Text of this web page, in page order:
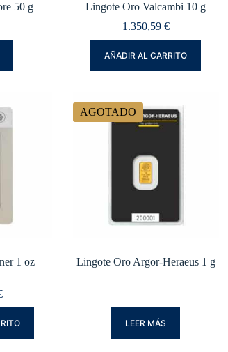
50 g –
Lingote Oro Valcambi 10 g
1.350,59 €
AÑADIR AL CARRITO
1 oz –
AGOTADO
Lingote Oro Argor-Heraeus 1 g
LEER MÁS